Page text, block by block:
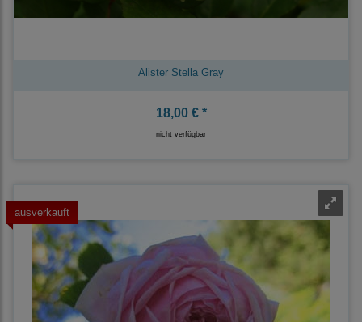
Alister Stella Gray
18,00 € *
nicht verfügbar
ausverkauft